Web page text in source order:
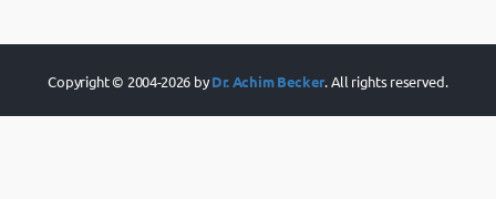
Copyright © 2004-2026 byDr. Achim Becker. All rights reserved.